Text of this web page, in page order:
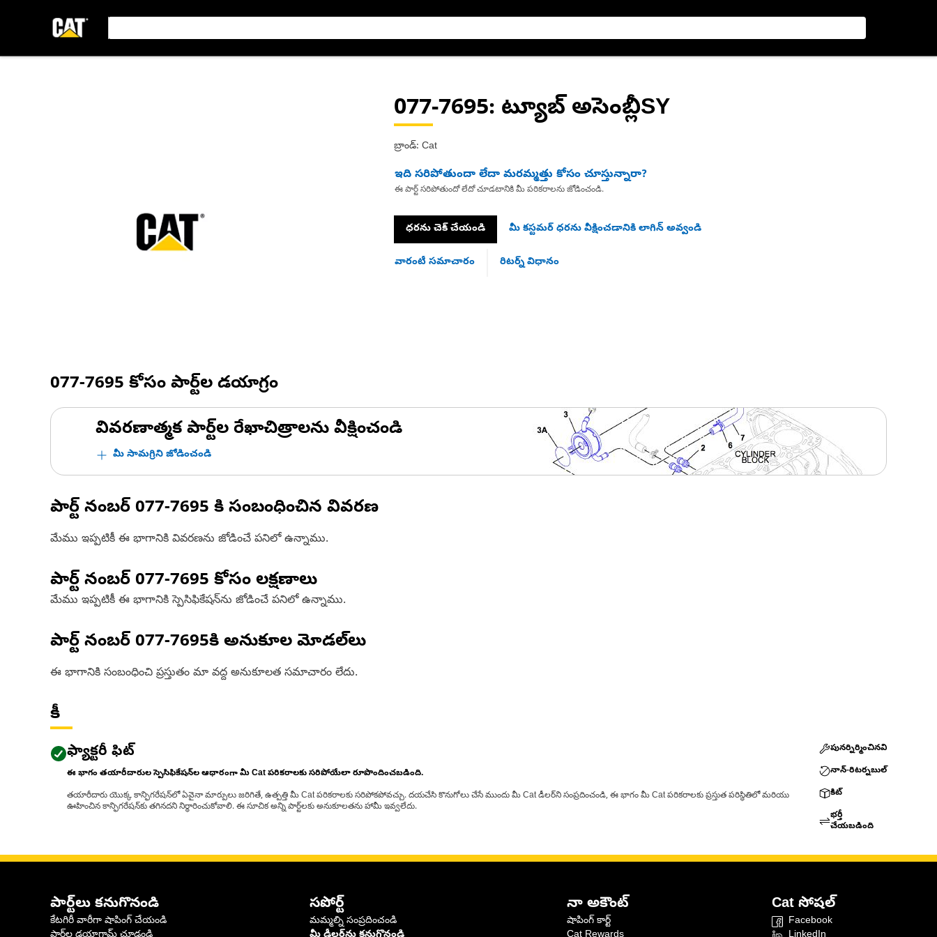
077-7695: ట్యూబ్ అసెంబ్లీSY
బ్రాండ్: Cat
ఇది సరిపోతుందా లేదా మరమ్మత్తు కోసం చూస్తున్నారా?
ఈ పార్ట్ సరిపోతుందో లేదో చూడటానికి మీ పరికరాలను జోడించండి.
ధరను చెక్ చేయండి మీ కస్టమర్ ధరను వీక్షించడానికి లాగిన్ అవ్వండి
వారంటీ సమాచారం రిటర్న్ విధానం
077-7695 కోసం పార్ట్‌ల డయాగ్రం
వివరణాత్మక పార్ట్‌ల రేఖాచిత్రాలను వీక్షించండి
మీ సామగ్రిని జోడించండి
పార్ట్ నంబర్ 077-7695 కి సంబంధించిన వివరణ
మేము ఇప్పటికీ ఈ భాగానికి వివరణను జోడించే పనిలో ఉన్నాము.
పార్ట్ నంబర్ 077-7695 కోసం లక్షణాలు
మేము ఇప్పటికీ ఈ భాగానికి స్పెసిఫికేషన్‌ను జోడించే పనిలో ఉన్నాము.
పార్ట్ నంబర్ 077-7695కి అనుకూల మోడల్‌లు
ఈ భాగానికి సంబంధించి ప్రస్తుతం మా వద్ద అనుకూలత సమాచారం లేదు.
కీ
ఫ్యాక్టరీ ఫిట్
ఈ భాగం తయారీదారుల స్పెసిఫికేషన్‌ల ఆధారంగా మీ Cat పరికరాలకు సరిపోయేలా రూపొందించబడింది.
తయారీదారు యొక్క కాన్ఫిగరేషన్‌లో ఏవైనా మార్పులు జరిగితే, ఉత్పత్తి మీ Cat పరికరాలకు సరిపోకపోవచ్చు. దయచేసి కొనుగోలు చేసే ముందు మీ Cat డీలర్‌ని సంప్రదించండి, ఈ భాగం మీ Cat పరికరాలకు ప్రస్తుత పరిస్థితిలో మరియు
ఊహించిన కాన్ఫిగరేషన్‌కు తగినదని నిర్ధారించుకోవాలి. ఈ సూచిక అన్ని పార్ట్‌లకు అనుకూలతను హామీ ఇవ్వలేదు.
పునర్నిర్మించినవి
నాన్-రిటర్నబుల్
కిట్
భర్తీ
చేయబడింది
పార్ట్‌లు కనుగొనండి
కేటగిరీ వారీగా షాపింగ్ చేయండి
సపోర్ట్
మమ్మల్ని సంప్రదించండి
నా అకౌంట్
షాపింగ్ కార్ట్
Cat సోషల్
Facebook